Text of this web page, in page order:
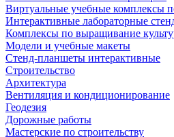
Виртуальные учебные комплексы
Интерактивные лабораторные
Комплексы по выращивание
Модели и учебные макеты
Стенд-планшеты интерактивные
Строительство
Архитектура
Вентиляция и кондиционирование
Геодезия
Дорожные работы
Мастерские по строительству